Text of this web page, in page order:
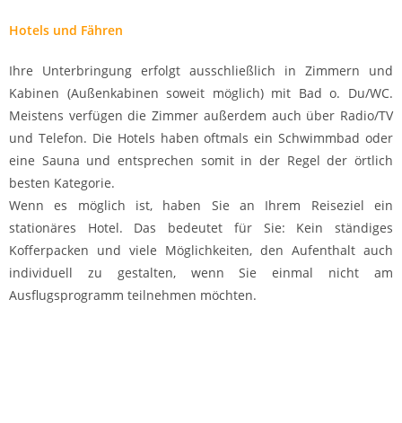
Hotels und Fähren
Ihre Unterbringung erfolgt ausschließlich in Zimmern und
Kabinen (Außenkabinen soweit möglich) mit Bad o. Du/WC.
Meistens verfügen die Zimmer außerdem auch über Radio/TV
und Telefon. Die Hotels haben oftmals ein Schwimmbad oder
eine Sauna und entsprechen somit in der Regel der örtlich
besten Kategorie.
Wenn es möglich ist, haben Sie an Ihrem Reiseziel ein
stationäres Hotel. Das bedeutet für Sie: Kein ständiges
Kofferpacken und viele Möglichkeiten, den Aufenthalt auch
individuell zu gestalten, wenn Sie einmal nicht am
Ausflugsprogramm teilnehmen möchten.